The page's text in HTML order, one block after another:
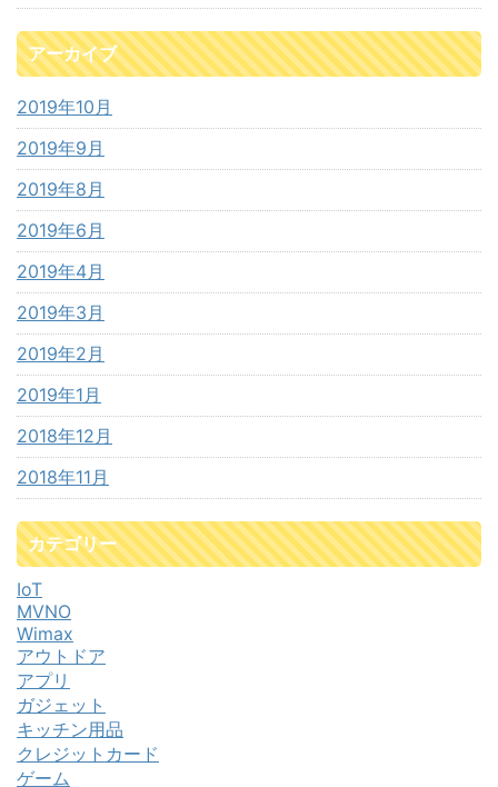
アーカイブ
2019年10月
2019年9月
2019年8月
2019年6月
2019年4月
2019年3月
2019年2月
2019年1月
2018年12月
2018年11月
カテゴリー
IoT
MVNO
Wimax
アウトドア
アプリ
ガジェット
キッチン用品
クレジットカード
ゲーム